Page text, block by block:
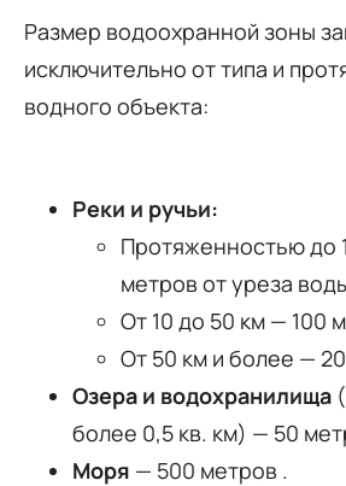
Размер водоохранной зоны
исключительно от типа и
водного объекта:
Реки и ручьи:
Протяженностью до
метров от уреза
От 10 до 50 км — 100
От 50 км и более —
Озера и водохранилища
более 0,5 кв. км) — 50
Моря — 500 метров .